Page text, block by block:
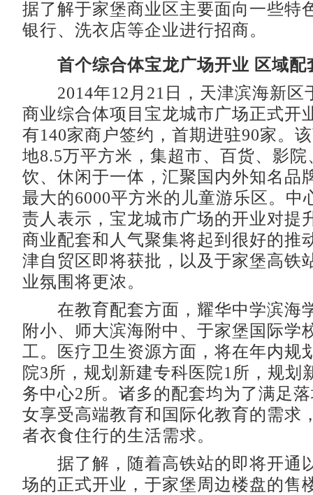
据了解于家堡商业区主要面向一些特
银行、洗衣店等企业进行招商。
首个综合体宝龙广场开业 区域配
2014年12月21日，天津滨海新区
商业综合体项目宝龙城市广场正式开
有140家商户签约，首期进驻90家。
地8.5万平方米，集超市、百货、影院
饮、休闲于一体，汇聚国内外知名品
最大的6000平方米的儿童游乐区。中
责人表示，宝龙城市广场的开业对提
商业配套和人气聚集将起到很好的推
津自贸区即将获批，以及于家堡高铁
业氛围将更浓。
在教育配套方面，耀华中学滨海
附小、师大滨海附中、于家堡国际学
工。医疗卫生资源方面，将在年内规
院3所，规划新建专科医院1所，规划
务中心2所。诸多的配套均为了满足
女享受高端教育和国际化教育的需求
者衣食住行的生活需求。
据了解，随着高铁站的即将开通
场的正式开业，于家堡周边楼盘的售